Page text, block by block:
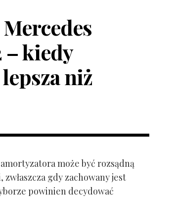
– kiedy
niż
może być rozsądną
gdy zachowany jest
powinien decydować